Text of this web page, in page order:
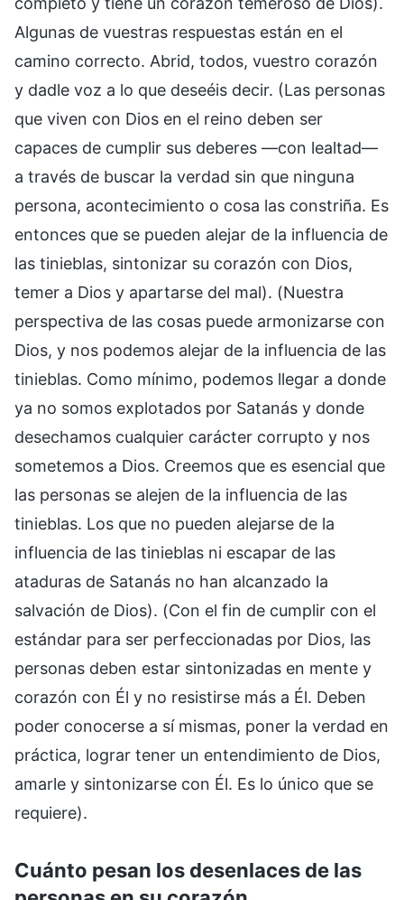
Algunas de vuestras respuestas están en el
camino correcto. Abrid, todos, vuestro corazón
y dadle voz a lo que deseéis decir. (Las personas
que viven con Dios en el reino deben ser
capaces de cumplir sus deberes —con lealtad—
a través de buscar la verdad sin que ninguna
persona, acontecimiento o cosa las constriña. Es
entonces que se pueden alejar de la influencia de
las tinieblas, sintonizar su corazón con Dios,
temer a Dios y apartarse del mal). (Nuestra
perspectiva de las cosas puede armonizarse con
Dios, y nos podemos alejar de la influencia de las
tinieblas. Como mínimo, podemos llegar a donde
ya no somos explotados por Satanás y donde
desechamos cualquier carácter corrupto y nos
sometemos a Dios. Creemos que es esencial que
las personas se alejen de la influencia de las
tinieblas. Los que no pueden alejarse de la
influencia de las tinieblas ni escapar de las
ataduras de Satanás no han alcanzado la
salvación de Dios). (Con el fin de cumplir con el
estándar para ser perfeccionadas por Dios, las
personas deben estar sintonizadas en mente y
corazón con Él y no resistirse más a Él. Deben
poder conocerse a sí mismas, poner la verdad en
práctica, lograr tener un entendimiento de Dios,
amarle y sintonizarse con Él. Es lo único que se
requiere).
Cuánto pesan los desenlaces de las